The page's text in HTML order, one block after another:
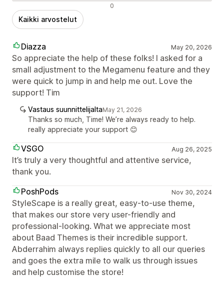
0
Kaikki arvostelut
Diazza May 20, 2026
So appreciate the help of these folks! I asked for a
small adjustment to the Megamenu feature and they
were quick to jump in and help me out. Love the
support! Tim
Vastaus suunnittelijaltaMay 21, 2026
Thanks so much, Time! We’re always ready to help.
really appreciate your support 😊
VSGO Aug 26, 2025
It’s truly a very thoughtful and attentive service,
thank you.
PoshPods
Nov 30, 2024
StyleScape is a really great, easy-to-use theme,
that makes our store very user-friendly and
professional-looking. What we appreciate most
about Baad Themes is their incredible support.
Abderrahim always replies quickly to all our queries
and goes the extra mile to walk us through issues
and help customise the store!